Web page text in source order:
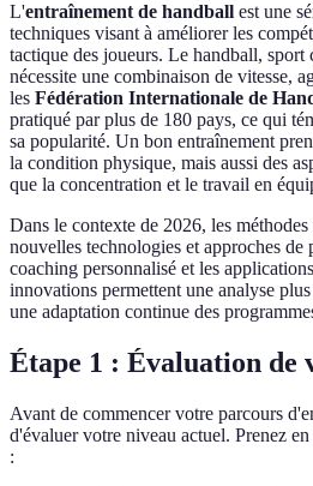
L'entraînement de handball est une
techniques visant à améliorer les
tactique des joueurs. Le handball,
nécessite une combinaison de vitesse,
les Fédération Internationale de
pratiqué par plus de 180 pays, ce qui
sa popularité. Un bon entraînement
la condition physique, mais aussi des
que la concentration et le travail en
Dans le contexte de 2026, les
nouvelles technologies et approches de
coaching personnalisé et les
innovations permettent une analyse
une adaptation continue des
Étape 1 : Évaluation de
Avant de commencer votre parcours
d'évaluer votre niveau actuel. Prenez
: